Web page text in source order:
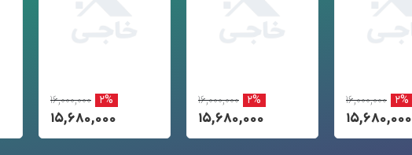
۱۶,۰۰۰,۰۰۰ ۲%
۱۵,۶۸۰,۰۰۰
۱۶,۰۰۰,۰۰۰ ۲%
۱۵,۶۸۰,۰۰۰
۱۶,۰۰۰,۰۰۰ ۲%
۱۵,۶۸۰,۰۰۰